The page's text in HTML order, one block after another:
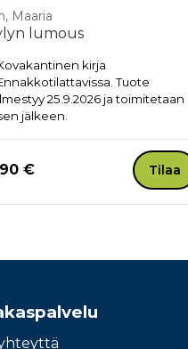
Maaria
lumous
kirja
Tuote
25.9.2026 ja toimitetaan
jälkeen.
nyt
€ Tilaa